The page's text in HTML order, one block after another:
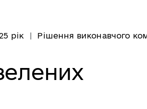
рік Рішення виконавчого